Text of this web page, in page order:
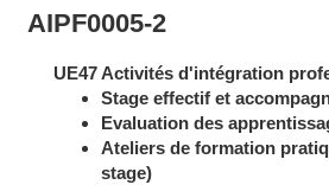
AIPF0005-2
UE47 Activités d'intégration
Stage effectif et
Evaluation des
Ateliers de formation
stage)